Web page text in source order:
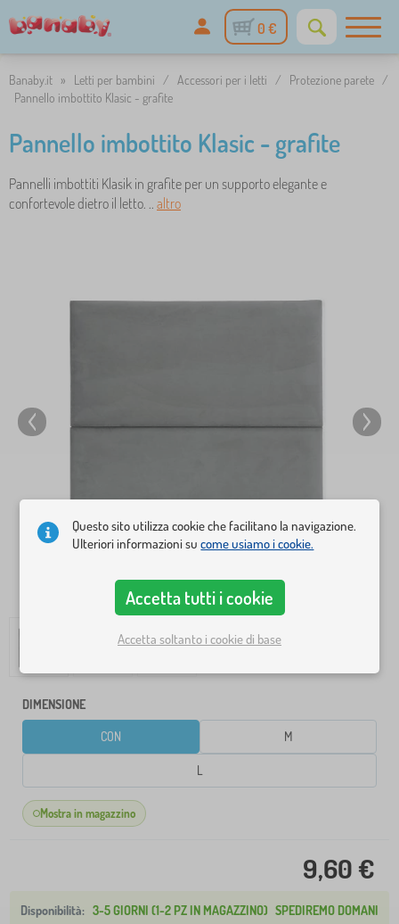
0 €
Banaby.it » Letti per bambini / Accessori per i letti / Protezione parete /
Pannello imbottito Klasic - grafite
Pannello imbottito Klasic - grafite
Pannelli imbottiti Klasik in grafite per un supporto elegante e
confortevole dietro il letto. .. altro
DIMENSIONE
CON M
L
Mostra in magazzino
9,60 €
3-5 GIORNI (1-2 PZ IN MAGAZZINO) SPEDIREMO DOMANI
Questo sito utilizza cookie che facilitano la navigazione.
Ulteriori informazioni sucome usiamo i cookie.
Accetta tutti i cookie
Accetta soltanto i cookie di base